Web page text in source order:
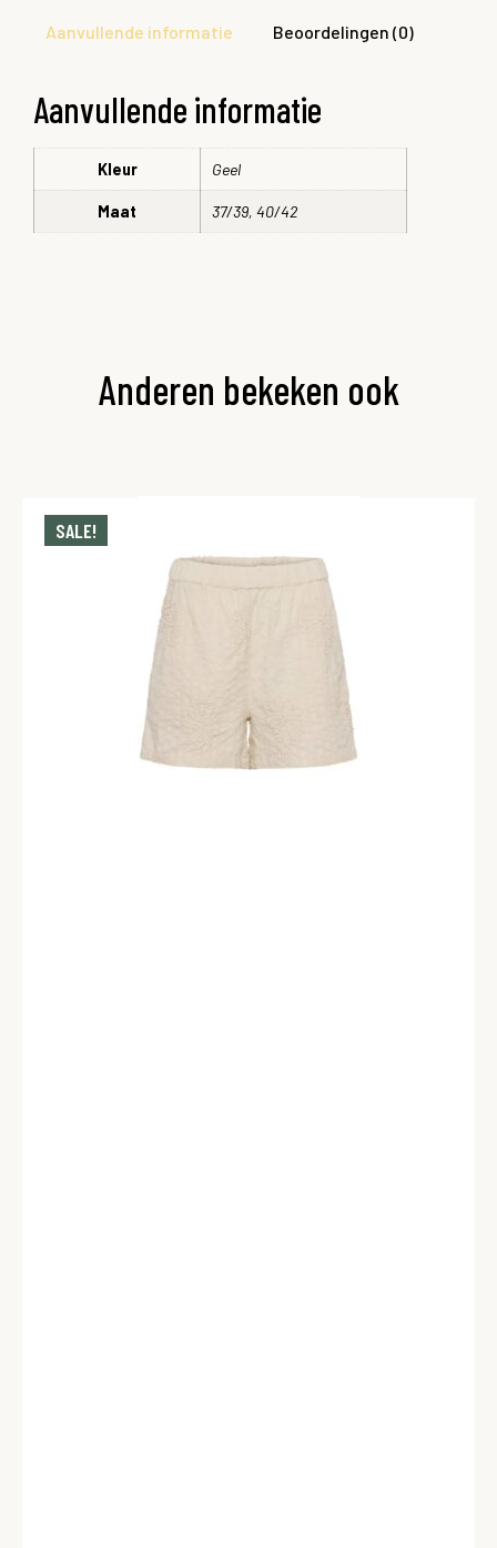
Aanvullende informatie Beoordelingen (0)
Aanvullende informatie
Kleur Geel
Maat 37/39, 40/42
Anderen bekeken ook
SALE!